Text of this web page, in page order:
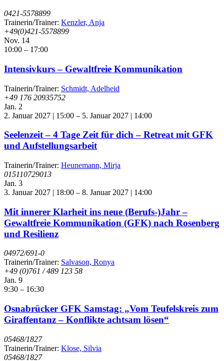
0421-5578899
Trainerin/Trainer: Kenzler, Anja
+49(0)421-5578899
Nov. 14
10:00 – 17:00
Intensivkurs – Gewaltfreie Kommunikation
Trainerin/Trainer: Schmidt, Adelheid
+49 176 20935752
Jan. 2
2. Januar 2027 | 15:00 – 5. Januar 2027 | 14:00
Seelenzeit – 4 Tage Zeit für dich – Retreat mit GFK
und Aufstellungsarbeit
Trainerin/Trainer: Heunemann, Mirja
015110729013
Jan. 3
3. Januar 2027 | 18:00 – 8. Januar 2027 | 14:00
Mit innerer Klarheit ins neue (Berufs-)Jahr –
Gewaltfreie Kommunikation (GFK) nach Rosenberg
und Resilienz
04972/691-0
Trainerin/Trainer: Salvason, Ronya
+49 (0)761 / 489 123 58
Jan. 9
9:30 – 16:30
Osnabrücker GFK Samstag: „Vom Teufelskreis zum
Giraffentanz – Konflikte achtsam lösen“
05468/1827
Trainerin/Trainer: Klose, Silvia
05468/1827